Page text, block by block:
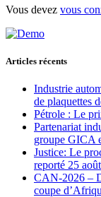
Vous devez vous
Articles récents
Industrie
de plaquettes
Pétrole : Le
Partenariat
groupe GICA
Justice: Le
reporté 25
CAN-2026 –
coupe